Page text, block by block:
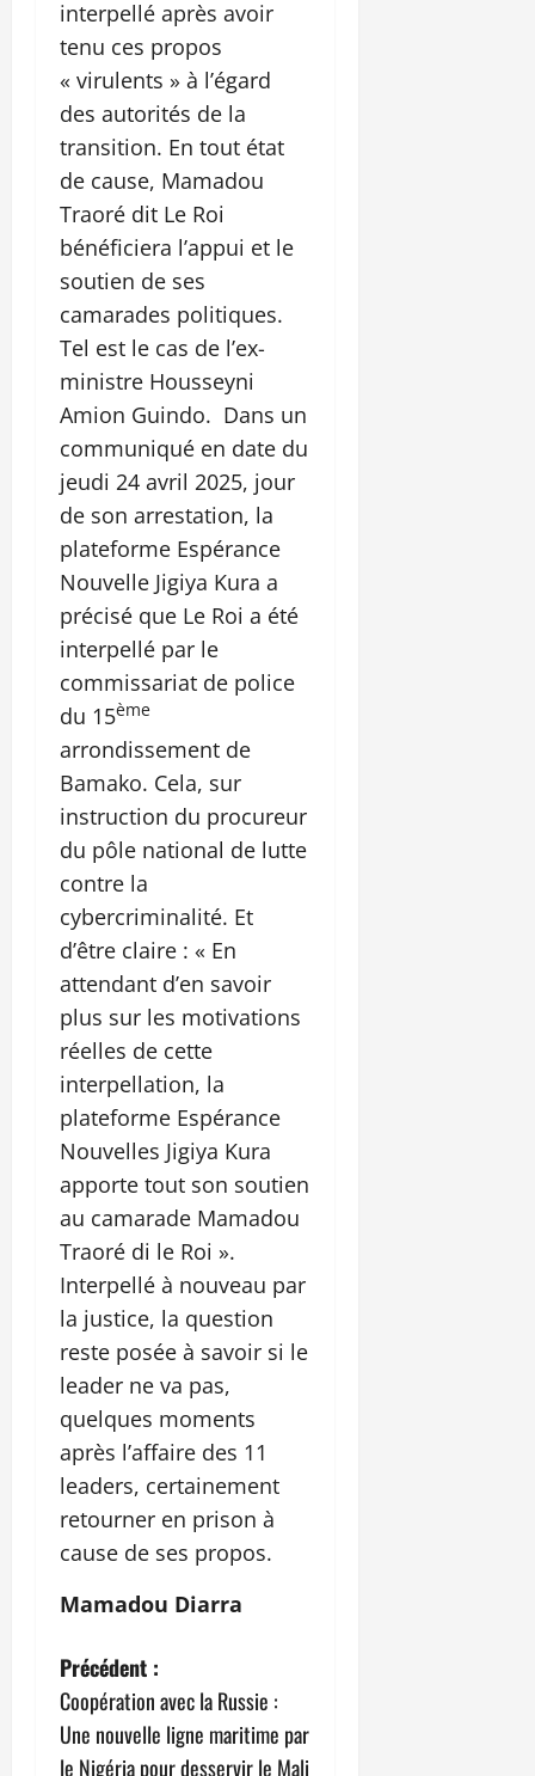
interpellé après avoir
tenu ces propos
« virulents » à l’égard
des autorités de la
transition. En tout état
de cause, Mamadou
Traoré dit Le Roi
bénéficiera l’appui et le
soutien de ses
camarades politiques.
Tel est le cas de l’ex-
ministre Housseyni
Amion Guindo. Dans un
communiqué en date du
jeudi 24 avril 2025, jour
de son arrestation, la
plateforme Espérance
Nouvelle Jigiya Kura a
précisé que Le Roi a été
interpellé par le
commissariat de police
du 15ème
arrondissement de
Bamako. Cela, sur
instruction du procureur
du pôle national de lutte
contre la
cybercriminalité. Et
d’être claire : « En
attendant d’en savoir
plus sur les motivations
réelles de cette
interpellation, la
plateforme Espérance
Nouvelles Jigiya Kura
apporte tout son soutien
au camarade Mamadou
Traoré di le Roi ».
Interpellé à nouveau par
la justice, la question
reste posée à savoir si le
leader ne va pas,
quelques moments
après l’affaire des 11
leaders, certainement
retourner en prison à
cause de ses propos.
Mamadou Diarra
N
a
Précédent :
Coopération avec la Russie :
Une nouvelle ligne maritime par
le Nigéria pour desservir le Mali